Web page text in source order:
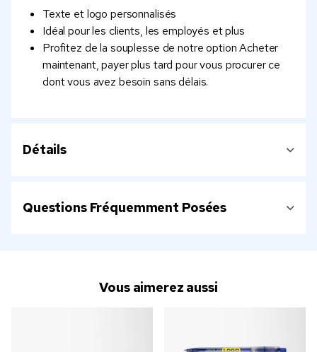
Texte et logo personnalisés
Idéal pour les clients, les employés et plus
Profitez de la souplesse de notre option Acheter
maintenant, payer plus tard pour vous procurer ce
dont vous avez besoin sans délais.
Détails
Questions Fréquemment Posées
Vous aimerez aussi